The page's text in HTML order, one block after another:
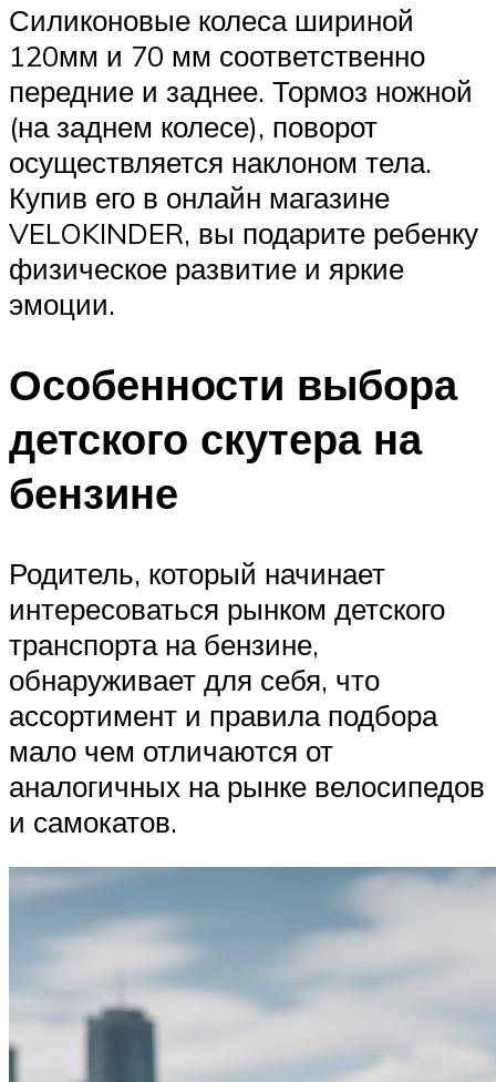
Силиконовые колеса шириной
120мм и 70 мм соответственно
передние и заднее. Тормоз ножной
(на заднем колесе), поворот
осуществляется наклоном тела.
Купив его в онлайн магазине
VELOKINDER, вы подарите ребенку
физическое развитие и яркие
эмоции.
Особенности выбора
детского скутера на
бензине
Родитель, который начинает
интересоваться рынком детского
транспорта на бензине,
обнаруживает для себя, что
ассортимент и правила подбора
мало чем отличаются от
аналогичных на рынке велосипедов
и самокатов.